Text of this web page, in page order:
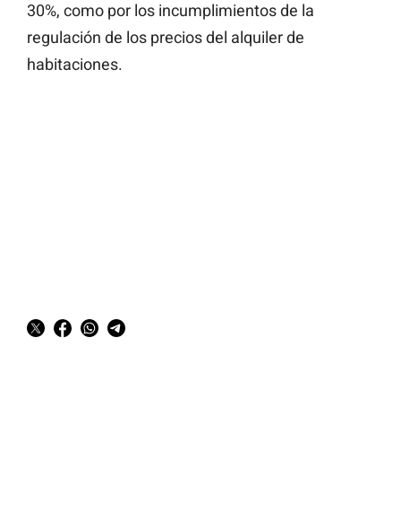
30%, como por los incumplimientos de la
regulación de los precios del alquiler de
habitaciones.